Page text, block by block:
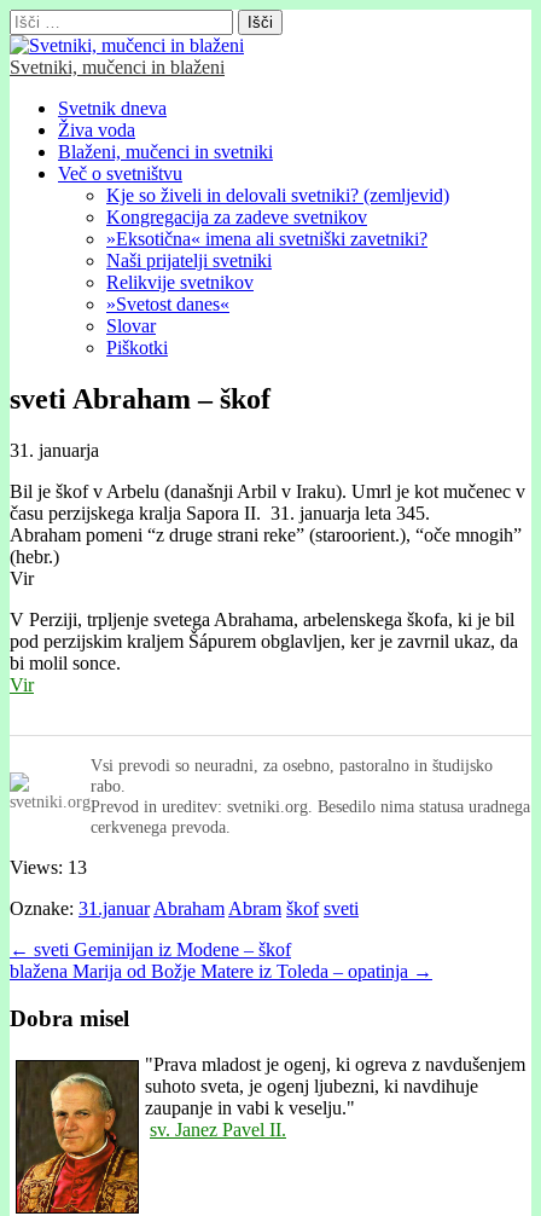
Išči:
Svetniki, mučenci in blaženi
Glavni
meni
Skip
content
Svetnik dneva
Živa voda
Blaženi, mučenci in svetniki
Več o svetništvu
Kje so živeli in delovali svetniki? (zemljevid)
Kongregacija za zadeve svetnikov
»Eksotična« imena ali svetniški zavetniki?
Naši prijatelji svetniki
Relikvije svetnikov
»Svetost danes«
Slovar
Piškotki
sveti Abraham – škof
31. januarja
Bil je škof v Arbelu (današnji Arbil v Iraku). Umrl je kot mučenec v
času perzijskega kralja Sapora II. 31. januarja leta 345.
Abraham pomeni “z druge strani reke” (staroorient.), “oče mnogih”
(hebr.)
Vir
V Perziji, trpljenje svetega Abrahama, arbelenskega škofa, ki je bil
pod perzijskim kraljem Šápurem obglavljen, ker je zavrnil ukaz, da
bi molil sonce.
Vir
Vsi prevodi so neuradni, za osebno, pastoralno in študijsko
rabo.
Prevod in ureditev: svetniki.org. Besedilo nima statusa uradnega
cerkvenega prevoda.
Views: 13
Oznake: 31.januar Abraham Abram škof sveti
Post
navigation
← sveti Geminijan iz Modene – škof
blažena Marija od Božje Matere iz Toleda – opatinja →
Dobra misel
"Prava mladost je ogenj, ki ogreva z navdušenjem
suhoto sveta, je ogenj ljubezni, ki navdihuje
zaupanje in vabi k veselju."
sv. Janez Pavel II.